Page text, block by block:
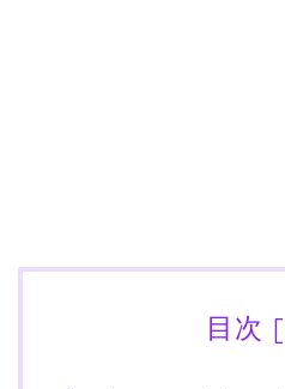
目次 [